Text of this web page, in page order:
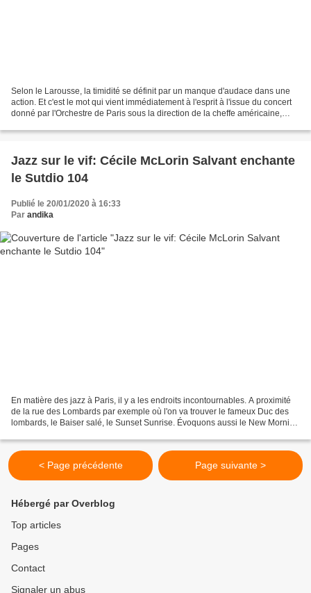
Selon le Larousse, la timidité se définit par un manque d'audace dans une
action. Et c'est le mot qui vient immédiatement à l'esprit à l'issue du concert
donné par l'Orchestre de Paris sous la direction de la cheffe américaine,
Jazz sur le vif: Cécile McLorin Salvant enchante
le Sutdio 104
Publié le 20/01/2020 à 16:33
Par andika
En matière des jazz à Paris, il y a les endroits incontournables. A proximité
de la rue des Lombards par exemple où l'on va trouver le fameux Duc des
lombards, le Baiser salé, le Sunset Sunrise. Évoquons aussi le New Morning
< Page précédente Page suivante >
Hébergé par Overblog
Top articles
Pages
Contact
Signaler un abus